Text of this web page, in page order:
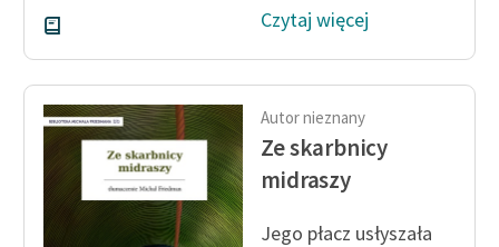
Czytaj więcej
Autor nieznany
Ze skarbnicy
midraszy
Jego płacz usłyszała